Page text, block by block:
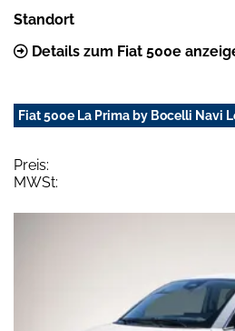
Standort
Details zum Fiat 500e
Fiat 500e La Prima by Bocelli Navi
Preis:
MWSt: